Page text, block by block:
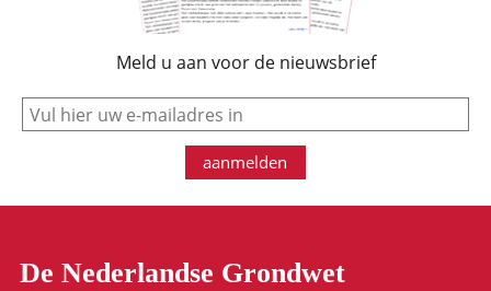
Meld u aan voor de nieuwsbrief
e-mail
aanmelden
De Nederlandse Grondwet